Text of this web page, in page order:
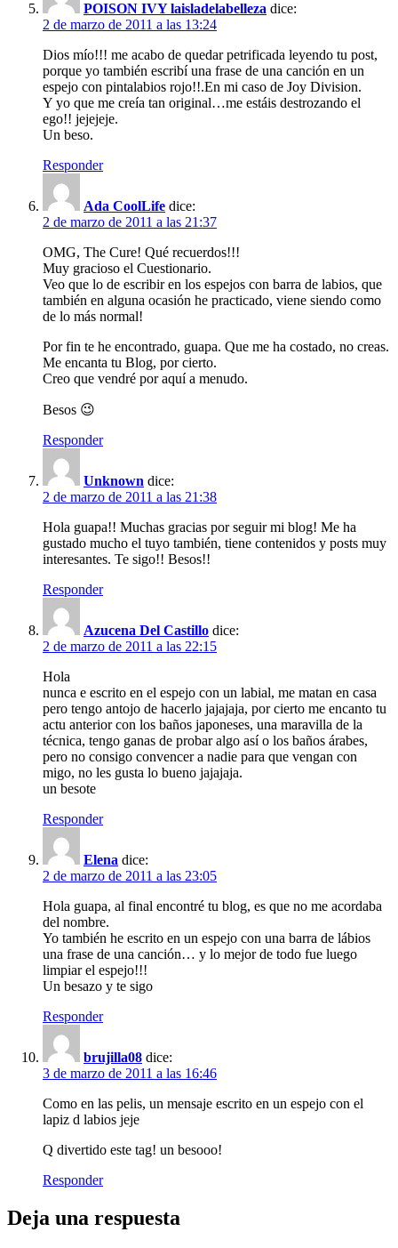
POISON IVY laisladelabelleza dice:
2 de marzo de 2011 a las 13:24
Dios mío!!! me acabo de quedar petrificada leyendo tu post,
porque yo también escribí una frase de una canción en un
espejo con pintalabios rojo!!.En mi caso de Joy Division.
Y yo que me creía tan original…me estáis destrozando el
ego!! jejejeje.
Un beso.
Responder
Ada CoolLife dice:
2 de marzo de 2011 a las 21:37
OMG, The Cure! Qué recuerdos!!!
Muy gracioso el Cuestionario.
Veo que lo de escribir en los espejos con barra de labios, que
también en alguna ocasión he practicado, viene siendo como
de lo más normal!
Por fin te he encontrado, guapa. Que me ha costado, no creas.
Me encanta tu Blog, por cierto.
Creo que vendré por aquí a menudo.
Besos 😉
Responder
Unknown dice:
2 de marzo de 2011 a las 21:38
Hola guapa!! Muchas gracias por seguir mi blog! Me ha
gustado mucho el tuyo también, tiene contenidos y posts muy
interesantes. Te sigo!! Besos!!
Responder
Azucena Del Castillo dice:
2 de marzo de 2011 a las 22:15
Hola
nunca e escrito en el espejo con un labial, me matan en casa
pero tengo antojo de hacerlo jajajaja, por cierto me encanto tu
actu anterior con los baños japoneses, una maravilla de la
técnica, tengo ganas de probar algo así o los baños árabes,
pero no consigo convencer a nadie para que vengan con
migo, no les gusta lo bueno jajajaja.
un besote
Responder
Elena dice:
2 de marzo de 2011 a las 23:05
Hola guapa, al final encontré tu blog, es que no me acordaba
del nombre.
Yo también he escrito en un espejo con una barra de lábios
una frase de una canción… y lo mejor de todo fue luego
limpiar el espejo!!!
Un besazo y te sigo
Responder
brujilla08 dice:
3 de marzo de 2011 a las 16:46
Como en las pelis, un mensaje escrito en un espejo con el
lapiz d labios jeje
Q divertido este tag! un besooo!
Responder
Deja una respuesta